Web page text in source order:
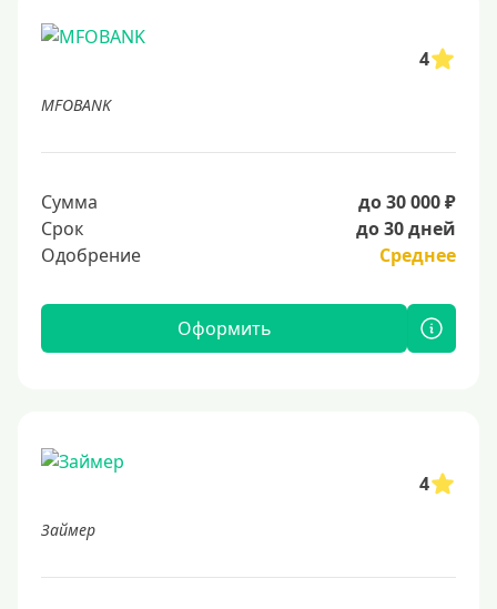
4
MFOBANK
Сумма
до 30 000 ₽
Срок
до 30 дней
Одобрение
Среднее
Оформить
4
Займер